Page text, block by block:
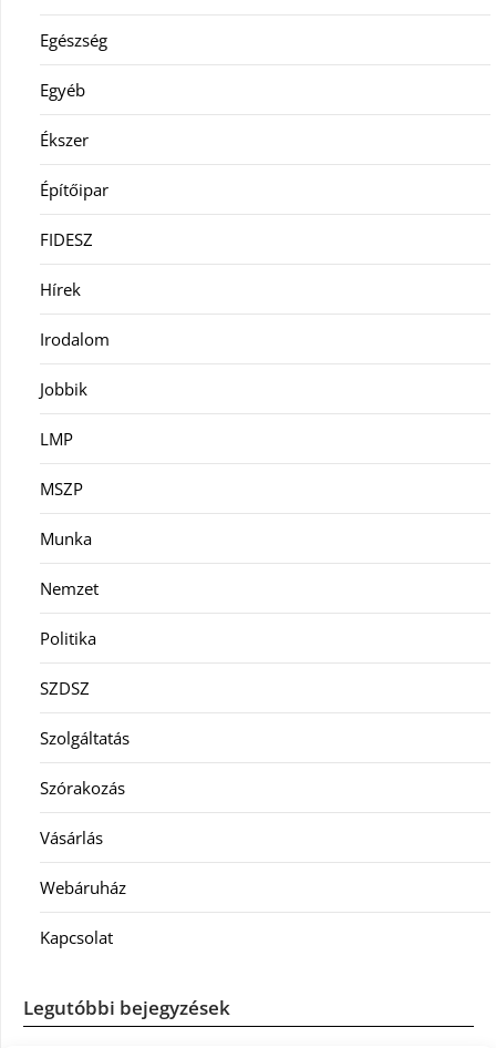
Egészség
Egyéb
Ékszer
Építőipar
FIDESZ
Hírek
Irodalom
Jobbik
LMP
MSZP
Munka
Nemzet
Politika
SZDSZ
Szolgáltatás
Szórakozás
Vásárlás
Webáruház
Kapcsolat
Legutóbbi bejegyzések